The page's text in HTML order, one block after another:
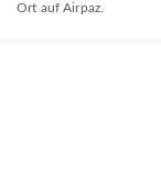
Ort auf Airpaz.